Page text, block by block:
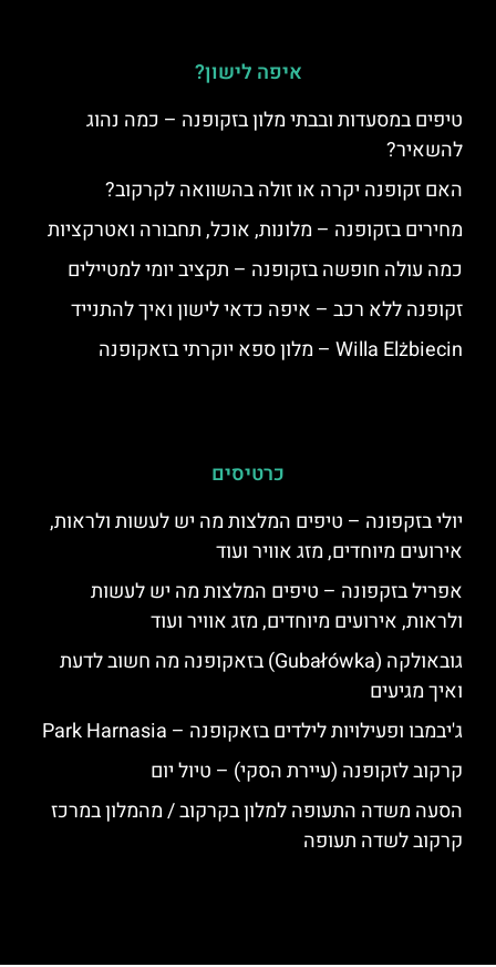
איפה לישון?
טיפים במסעדות ובבתי מלון בזקופנה – כמה נהוג
להשאיר?
האם זקופנה יקרה או זולה בהשוואה לקרקוב?
מחירים בזקופנה – מלונות, אוכל, תחבורה ואטרקציות
כמה עולה חופשה בזקופנה – תקציב יומי למטיילים
זקופנה ללא רכב – איפה כדאי לישון ואיך להתנייד
Willa Elżbiecin – מלון ספא יוקרתי בזאקופנה
כרטיסים
יולי בזקפונה – טיפים המלצות מה יש לעשות ולראות,
אירועים מיוחדים, מזג אוויר ועוד
אפריל בזקפונה – טיפים המלצות מה יש לעשות
ולראות, אירועים מיוחדים, מזג אוויר ועוד
גובאולקה (Gubałówka) בזאקופנה מה חשוב לדעת
ואיך מגיעים
ג'יבמבו ופעילויות לילדים בזאקופנה – Park Harnasia
קרקוב לזקופנה (עיירת הסקי) – טיול יום
הסעה משדה התעופה למלון בקרקוב / מהמלון במרכז
קרקוב לשדה תעופה